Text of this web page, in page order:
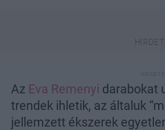
Az Eva Remenyi darabokat
trendek ihletik, az általuk
jellemzett ékszerek